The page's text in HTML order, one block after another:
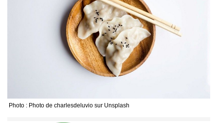
Photo : Photo de charlesdeluvio sur Unsplash